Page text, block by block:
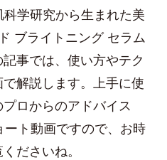
学研究から生まれた美
ブライトニング セラム
記事では、使い方やテク
解説します。上手に使
ロからのアドバイス
ト動画ですので、お時
ださいね。